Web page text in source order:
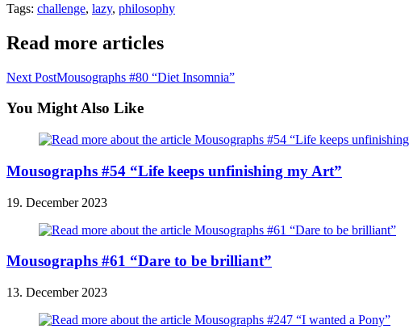
Tags: challenge, lazy, philosophy
Read more articles
Next PostMousographs #80 “Diet Insomnia”
You Might Also Like
Mousographs #54 “Life keeps unfinishing my Art”
19. December 2023
Mousographs #61 “Dare to be brilliant”
13. December 2023